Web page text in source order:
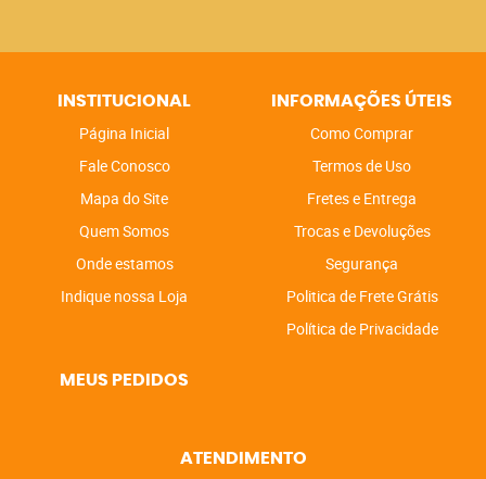
INSTITUCIONAL
Página Inicial
Fale Conosco
Mapa do Site
Quem Somos
Onde estamos
Indique nossa Loja
INFORMAÇÕES ÚTEIS
Como Comprar
Termos de Uso
Fretes e Entrega
Trocas e Devoluções
Segurança
Politica de Frete Grátis
Política de Privacidade
MEUS PEDIDOS
ATENDIMENTO